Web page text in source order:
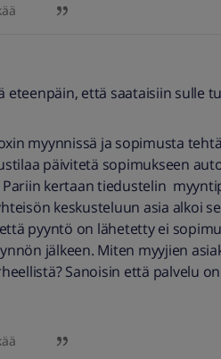
eteenpäin, että saataisiin sulle
myynnissä ja sopimusta
päivitetä sopimukseen
kertaan tiedustelin
keskusteluun asia alkoi
pyyntö on lähetetty ei
jälkeen. Miten myyjien
Sanoisin että palvelu